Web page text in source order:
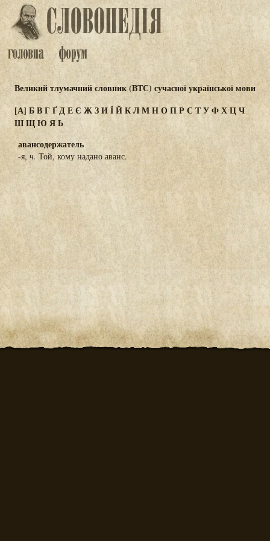
Великий тлумачний словник (ВТС) сучасної української мови
[А] БВГҐДЕЄ ЖЗИЇЙКЛМНОПР СТУФХЦЧ
ШЩЮЯЬ
авансодержатель
-я, ч. Той, кому надано аванс.